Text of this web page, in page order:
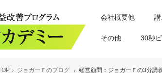
会社概要他
その他 30秒
ジョガーＦのブログ 経営顧問：ジョガーＦの3分